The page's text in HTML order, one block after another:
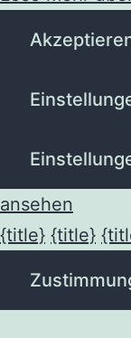
ansehen
{title} {title}